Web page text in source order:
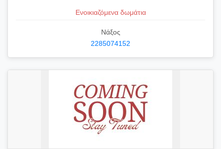
Ενοικιαζόμενα δωμάτια
Νάξος
2285074152